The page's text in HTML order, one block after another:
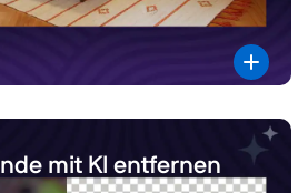
mit KI entfernen